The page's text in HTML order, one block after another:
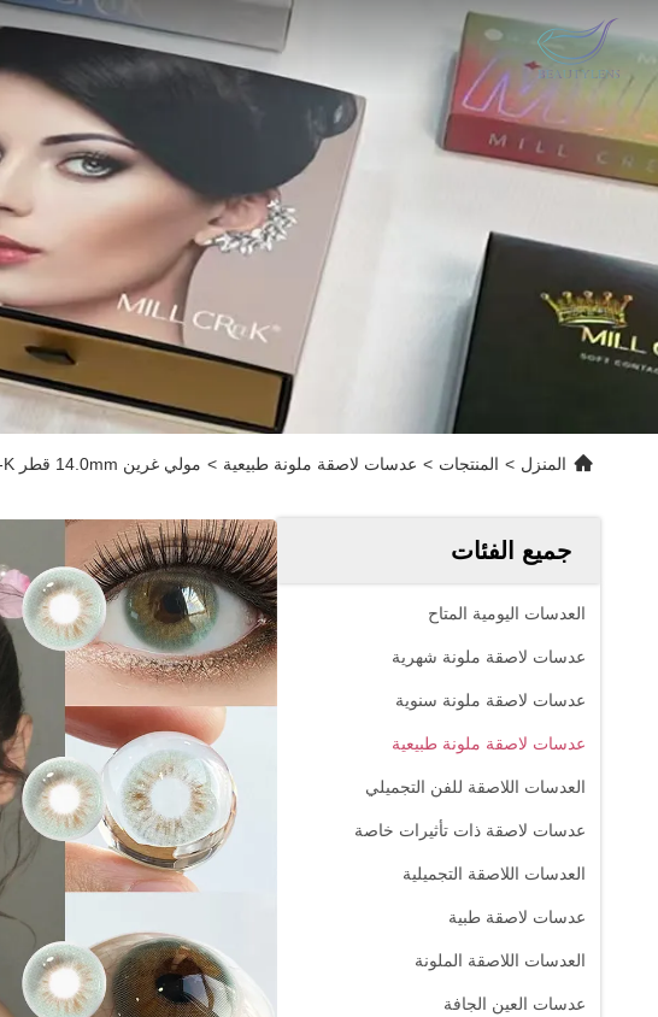
المنزل > المنتجات > عدسات لاصقة ملونة طبيعية > مولي غرين 14.0mm قطر K-جمال العدسات اللاصقة مع 40% محتوى الماء و 0.08mm سمك المركز
جميع الفئات
العدسات اليومية المتاح
عدسات لاصقة ملونة شهرية
عدسات لاصقة ملونة سنوية
عدسات لاصقة ملونة طبيعية
العدسات اللاصقة للفن التجميلي
عدسات لاصقة ذات تأثيرات خاصة
العدسات اللاصقة التجميلية
عدسات لاصقة طبية
العدسات اللاصقة الملونة
عدسات العين الجافة